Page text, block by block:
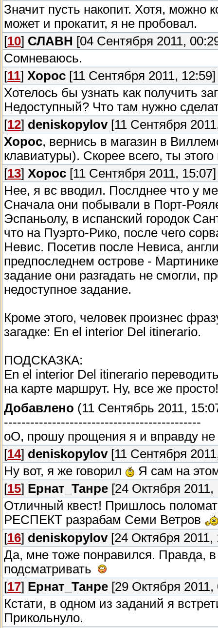
Значит пусть накопит. Хотя, можно
может и прокатит, я не пробовал.
[10] СЛАВН [04 Сентября 2011,
Сомневаюсь.
[11] Xopoc [11 Сентября 2011, 12:59]
Хотелось бы узнать как получить
Недоступный? Что там нужно
[12] deniskopylov[11 Сентября
Xopoc, вернись в магазин в
клавиатуры). Скорее всего, ты
[13] Xopoc [11 Сентября 2011, 15:07]
Нее, я вс вводил. Послднее что у
Сначала они побывали в Порт-
Эспаньолу, в испанский городок
что на Пуэрто-Рико, после чего
Невис. Посетив после Невиса,
предпоследнем острове -
задание они разгадать не смогли,
недоступное задание.
Кроме этого, человек произнес
загадке: En el interior Del itinerario.
ПОДСКАЗКА:
En el interior Del itinerario
на карте маршрут. Ну, все же
Добавлено (11 Сентябрь 2011,
---------------------------------------------
оО, прошу прощения я и вправду
[14] deniskopylov[11 Сентября
Ну вот, я же говорил
Я сам на
[15] Ернат_Танре [24 Октября 2011,
Отличный квест! Пришлось
РЕСПЕКТ разрабам Семи Ветров
[16] deniskopylov[24 Октября 2011,
Да, мне тоже понравился. Правда,
подсматривать
[17] Ернат_Танре [29 Октября 2011,
Кстати, в одном из заданий я
Прикольнуло.